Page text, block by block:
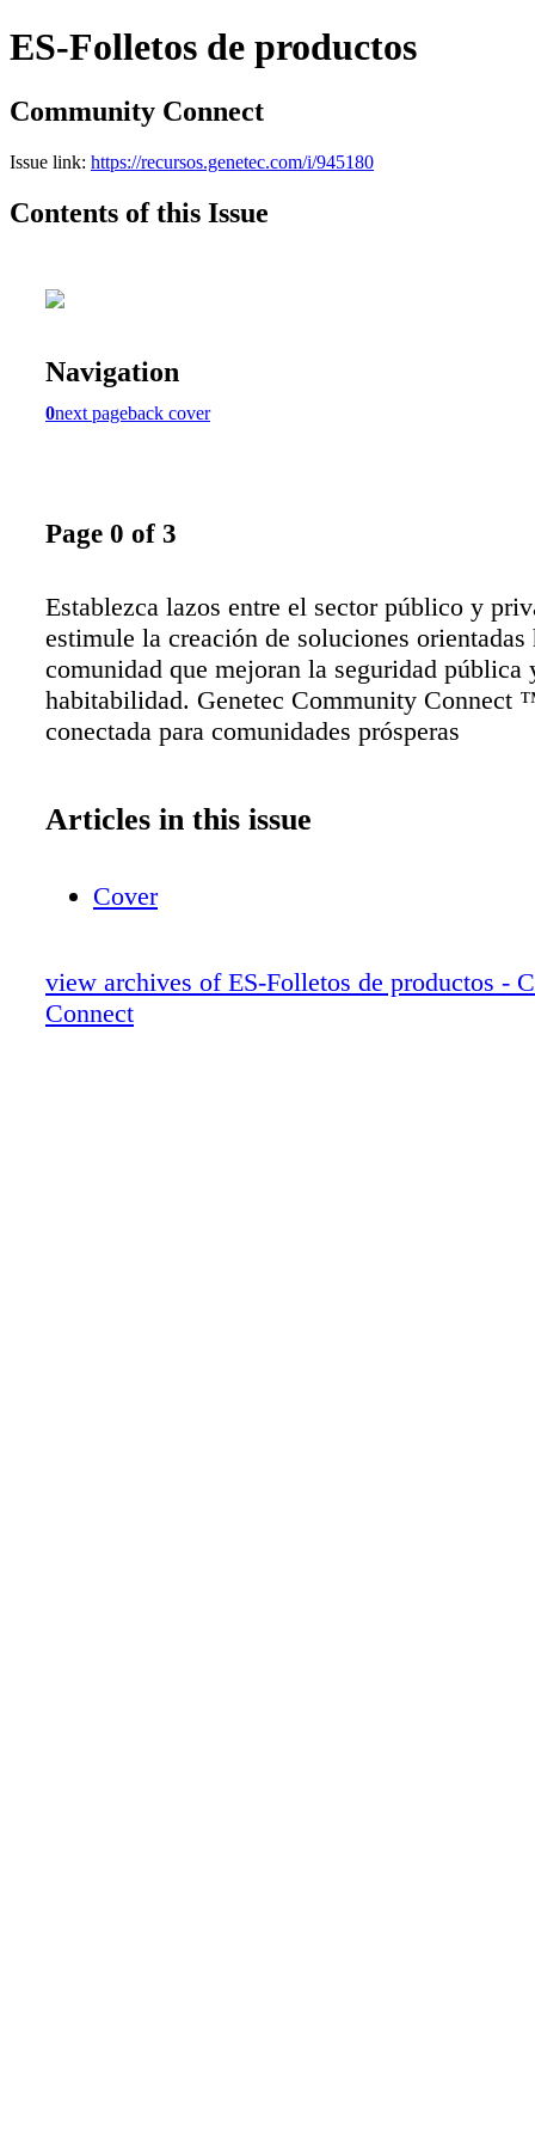
ES-Folletos de productos
Community Connect
Issue link: https://recursos.genetec.com/i/945180
Contents of this Issue
Navigation
0next pageback cover
Page 0 of 3
Establezca lazos entre el sector público y
estimule la creación de soluciones orientadas
comunidad que mejoran la seguridad pública
habitabilidad. Genetec Community Connect
conectada para comunidades prósperas
Articles in this issue
Cover
view archives of ES-Folletos de productos -
Connect